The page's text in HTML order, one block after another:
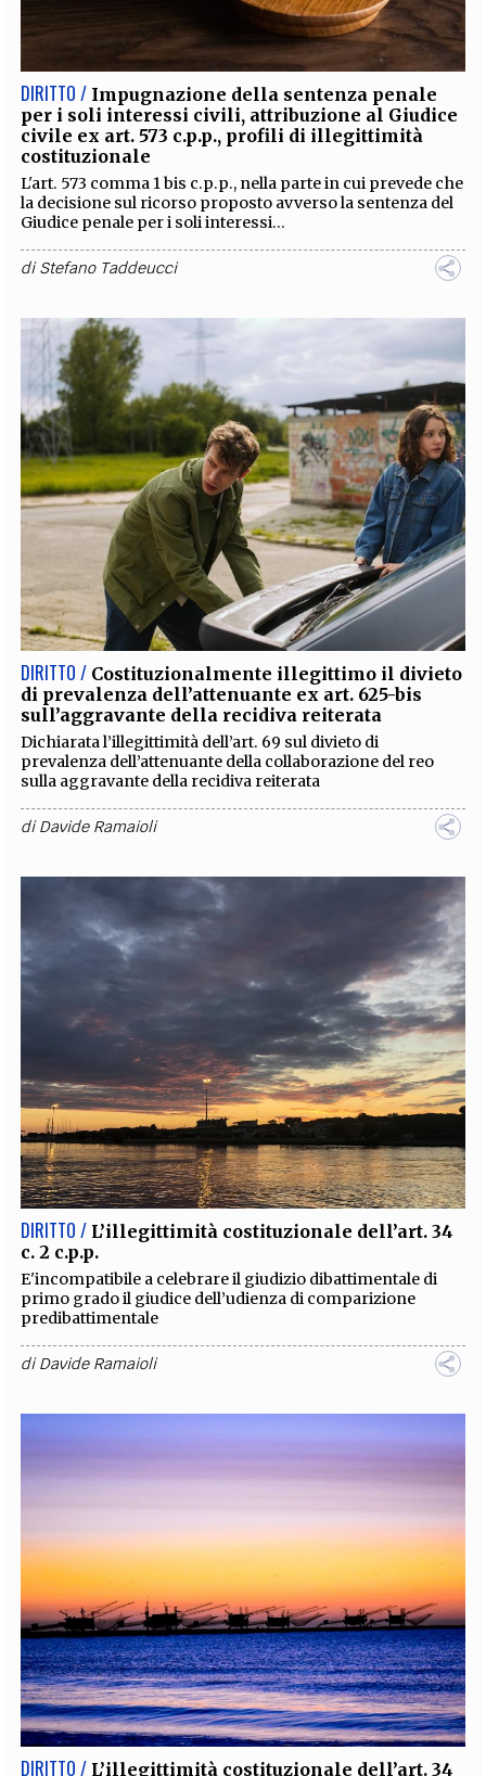
EXTRA
RUBRICHE LIBRI PROCEEDINGS CONTATTI
SOCIAL MEDIA
DIRITTO / Impugnazione della sentenza penale
per i soli interessi civili, attribuzione al Giudice
civile ex art. 573 c.p.p., profili di illegittimità
costituzionale
L'art. 573 comma 1 bis c.p.p., nella parte in cui prevede che
la decisione sul ricorso proposto avverso la sentenza del
Giudice penale per i soli interessi...
diStefano Taddeucci
DIRITTO / Costituzionalmente illegittimo il divieto
di prevalenza dell’attenuante ex art. 625-bis
sull’aggravante della recidiva reiterata
Dichiarata l’illegittimità dell’art. 69 sul divieto di
prevalenza dell’attenuante della collaborazione del reo
sulla aggravante della recidiva reiterata
diDavide Ramaioli
DIRITTO / L’illegittimità costituzionale dell’art. 34
c. 2 c.p.p.
E'incompatibile a celebrare il giudizio dibattimentale di
primo grado il giudice dell’udienza di comparizione
predibattimentale
diDavide Ramaioli
DIRITTO / L’illegittimità costituzionale dell’art. 34